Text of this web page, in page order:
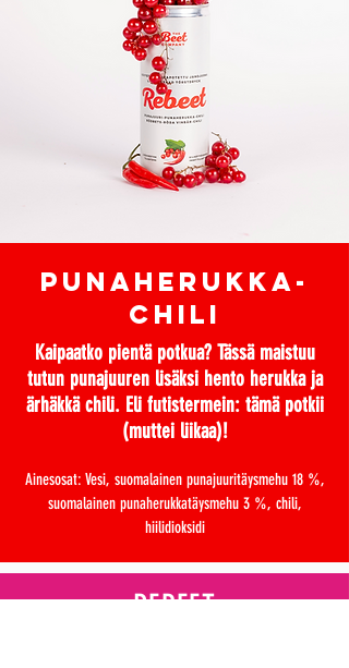
punaherukka-
chili
Kaipaatko pientä potkua? Tässä maistuu
tutun punajuuren lisäksi hento herukka ja
ärhäkkä chili. Eli futistermein: tämä potkii
(muttei liikaa)!
Ainesosat: Vesi, suomalainen punajuuritäysmehu 18 %,
suomalainen punaherukkatäysmehu 3 %, chili,
hiilidioksidi
REBEET